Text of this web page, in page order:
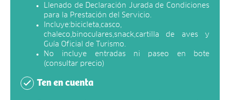
Llenado de Declaración Jurada de Condiciones
para la Prestación del Servicio.
Incluye:bicicleta,casco,
chaleco,binoculares,snack, cartilla de aves y
Guía Oficial de Turismo.
No incluye entradas ni paseo en bote
(consultar precio)
Ten en cuenta